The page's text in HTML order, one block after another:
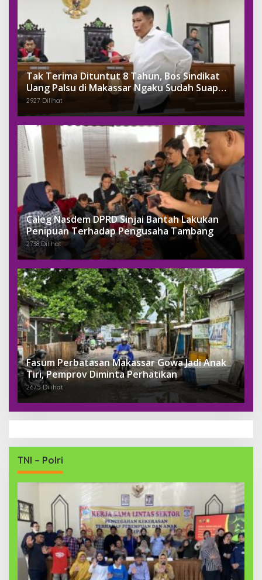
Tak Terima Dituntut 8 Tahun, Bos Sindikat
Uang Palsu di Makassar Ngaku Sudah Suap
Jaksa Dengan Miliaran
2927 Dilihat
Caleg Nasdem DPRD Sinjai Bantah Lakukan
Penipuan Terhadap Pengusaha Tambang
2738 Dilihat
Fasum Perbatasan Makassar Gowa Jadi Anak
Tiri, Pemprov Diminta Perhatikan
2675 Dilihat
TNI – Polri